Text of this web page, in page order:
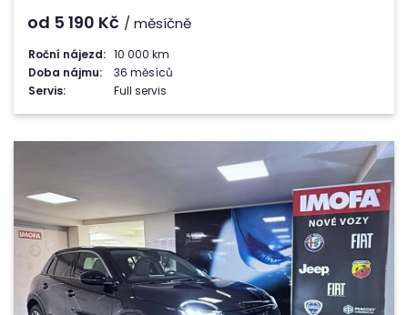
od 5 190 Kč / měsíčně
Roční nájezd: 10 000 km
Doba nájmu:
36 měsíců
Servis:
Full servis